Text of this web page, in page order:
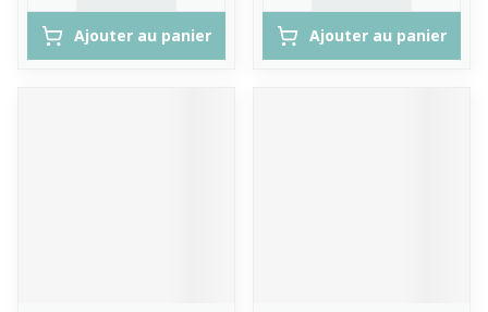
Ajouter au panier Ajouter au panier